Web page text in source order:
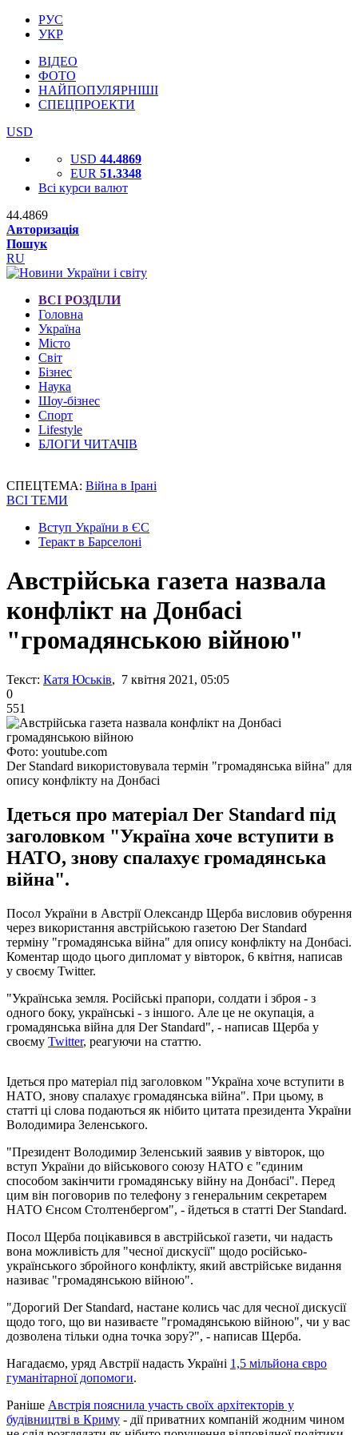
РУС
УКР
ВІДЕО
ФОТО
НАЙПОПУЛЯРНІШІ
СПЕЦПРОЕКТИ
USD
USD 44.4869
EUR 51.3348
Всі курси валют
44.4869
Авторизація
Пошук
RU
ВСІ РОЗДІЛИ
Головна
Україна
Місто
Світ
Бізнес
Наука
Шоу-бізнес
Спорт
Lifestyle
БЛОГИ ЧИТАЧІВ
СПЕЦТЕМА: Війна в Ірані
ВСІ ТЕМИ
Вступ України в ЄС
Теракт в Барселоні
Австрійська газета назвала
конфлікт на Донбасі
"громадянською війною"
Текст: Катя Юськів, 7 квітня 2021, 05:05
0
551
Фото: youtube.com
Der Standard використовувала термін "громадянська війна" для
опису конфлікту на Донбасі
Ідеться про матеріал Der Standard під
заголовком "Україна хоче вступити в
НАТО, знову спалахує громадянська
війна".
Посол України в Австрії Олександр Щерба висловив обурення
через використання австрійською газетою Der Standard
терміну "громадянська війна" для опису конфлікту на Донбасі.
Коментар щодо цього дипломат у вівторок, 6 квітня, написав
у своєму Twitter.
"Українська земля. Російські прапори, солдати і зброя - з
одного боку, українські - з іншого. Але це не окупація, а
громадянська війна для Der Standard", - написав Щерба у
своєму Twitter, реагуючи на статтю.
Ідеться про матеріал під заголовком "Україна хоче вступити в
НАТО, знову спалахує громадянська війна". При цьому, в
статті ці слова подаються як нібито цитата президента України
Володимира Зеленського.
"Президент Володимир Зеленський заявив у вівторок, що
вступ України до військового союзу НАТО є "єдиним
способом закінчити громадянську війну на Донбасі". Перед
цим він поговорив по телефону з генеральним секретарем
НАТО Єнсом Столтенбергом", - йдеться в статті Der Standard.
Посол Щерба поцікавився в австрійської газети, чи надасть
вона можливість для "чесної дискусії" щодо російсько-
українського збройного конфлікту, який австрійське видання
називає "громадянською війною".
"Дорогий Der Standard, настане колись час для чесної дискусії
щодо того, що ви називаєте "громадянською війною", чи у вас
дозволена тільки одна точка зору?", - написав Щерба.
Нагадаємо, уряд Австрії надасть Україні 1,5 мільйона євро
гуманітарної допомоги.
Раніше Австрія пояснила участь своїх архітекторів у
будівництві в Криму - дії приватних компаній жодним чином